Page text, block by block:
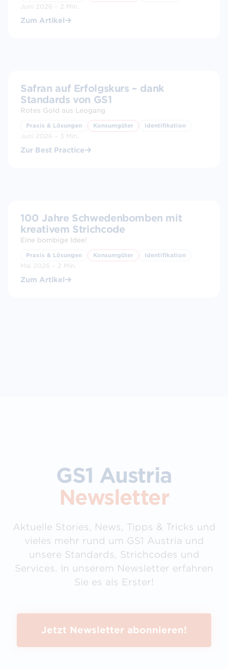
Juni 2026 – 2 Min.
Zum Artikel
BEST PRACTICE
Safran auf Erfolgskurs – dank
Standards von GS1
Rotes Gold aus Leogang
Praxis & Lösungen Konsumgüter Identifikation
Juni 2026 – 3 Min.
Zur Best Practice
100 Jahre Schwedenbomben mit
kreativem Strichcode
Eine bombige Idee!
Praxis & Lösungen Konsumgüter Identifikation
Mai 2026 – 2 Min.
Zum Artikel
GS1 Austria
Newsletter
Aktuelle Stories, News, Tipps & Tricks und
vieles mehr rund um GS1 Austria und
unsere Standards, Strichcodes und
Services. In unserem Newsletter erfahren
Sie es als Erster!
Jetzt Newsletter abonnieren!